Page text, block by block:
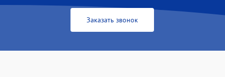
Заказать звонок